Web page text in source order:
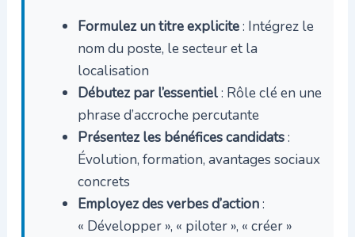
Formulez un titre explicite: Intégrez le
nom du poste, le secteur et la
localisation
Débutez par l’essentiel: Rôle clé en une
phrase d’accroche percutante
Présentez les bénéfices candidats:
Évolution, formation, avantages sociaux
concrets
Employez des verbes d’action:
« Développer », « piloter », « créer »